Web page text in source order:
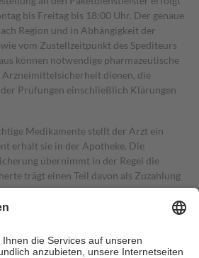
bis Freitag bis 18:00 Uhr. Der genaue
Region und in Abhängigkeit der
vom Zustellzeitpunkt des Spediteurs
können notwendige pharmazeutische
Arzneimittelsicherheit dienen, die
Prüfungen einschließlich Klärungen
Medikamente stellt der Arzt ein
erhält sie in der Apotheke. Die
übernimmt in der Regel die
trägt einen Teil davon als Zuzahlung
Zuzahlungen in Höhe von zehn
sind jedoch nie mehr als die tatsächlichen